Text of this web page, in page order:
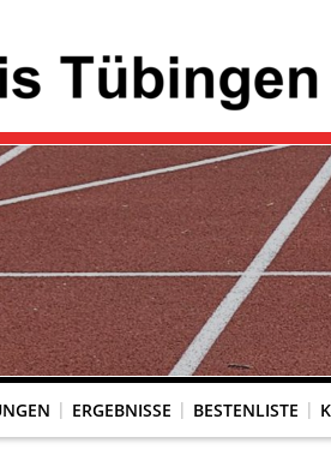
ERGEBNISSE BESTENLISTE